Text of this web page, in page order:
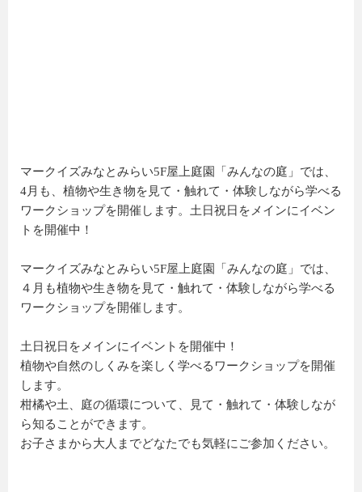
マークイズみなとみらい5F屋上庭園「みんなの庭」では、
4月も、植物や生き物を見て・触れて・体験しながら学べる
ワークショップを開催します。土日祝日をメインにイベン
トを開催中！
マークイズみなとみらい5F屋上庭園「みんなの庭」では、
４月も植物や生き物を見て・触れて・体験しながら学べる
ワークショップを開催します。
土日祝日をメインにイベントを開催中！
植物や自然のしくみを楽しく学べるワークショップを開催
します。
柑橘や土、庭の循環について、見て・触れて・体験しなが
ら知ることができます。
お子さまから大人までどなたでも気軽にご参加ください。